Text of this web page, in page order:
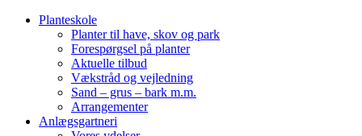
Planteskole
Planter til have, skov og park
Forespørgsel på planter
Aktuelle tilbud
Vækstråd og vejledning
Sand – grus – bark m.m.
Arrangementer
Anlægsgartneri